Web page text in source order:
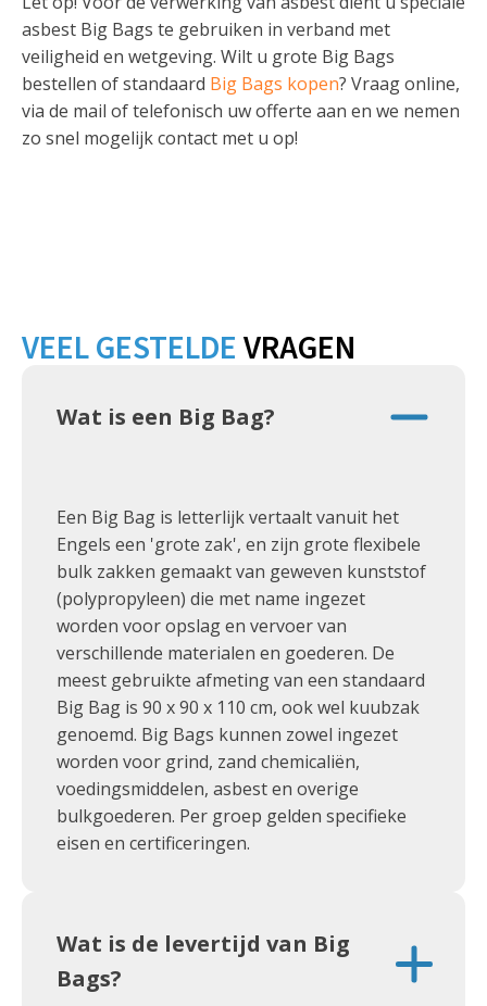
asbest Big Bags te gebruiken in verband met
veiligheid en wetgeving. Wilt u grote Big Bags
bestellen of standaard Big Bags kopen? Vraag online,
via de mail of telefonisch uw offerte aan en we nemen
zo snel mogelijk contact met u op!
VEEL GESTELDEVRAGEN
Wat is een Big Bag?
Een Big Bag is letterlijk vertaalt vanuit het
Engels een 'grote zak', en zijn grote flexibele
bulk zakken gemaakt van geweven kunststof
(polypropyleen) die met name ingezet
worden voor opslag en vervoer van
verschillende materialen en goederen. De
meest gebruikte afmeting van een standaard
Big Bag is 90 x 90 x 110 cm, ook wel kuubzak
genoemd. Big Bags kunnen zowel ingezet
worden voor grind, zand chemicaliën,
voedingsmiddelen, asbest en overige
bulkgoederen. Per groep gelden specifieke
eisen en certificeringen.
Wat is de levertijd van Big
Bags?